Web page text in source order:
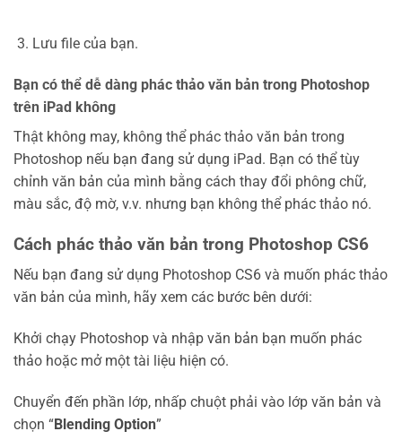
Lưu file của bạn.
Bạn có thể dễ dàng phác thảo văn bản trong Photoshop
trên iPad không
Thật không may, không thể phác thảo văn bản trong
Photoshop nếu bạn đang sử dụng iPad. Bạn có thể tùy
chỉnh văn bản của mình bằng cách thay đổi phông chữ,
màu sắc, độ mờ, v.v. nhưng bạn không thể phác thảo nó.
Cách phác thảo văn bản trong Photoshop CS6
Nếu bạn đang sử dụng Photoshop CS6 và muốn phác thảo
văn bản của mình, hãy xem các bước bên dưới:
Khởi chạy Photoshop và nhập văn bản bạn muốn phác
thảo hoặc mở một tài liệu hiện có.
Chuyển đến phần lớp, nhấp chuột phải vào lớp văn bản và
chọn “Blending Option”